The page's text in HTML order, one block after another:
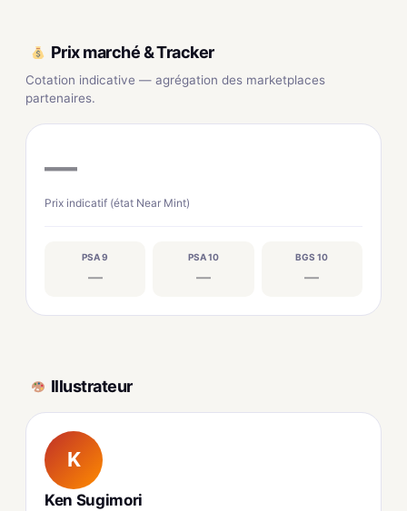
Prix marché & Tracker
Cotation indicative — agrégation des marketplaces
partenaires.
—
Prix indicatif (état Near Mint)
PSA 9
—
PSA 10
—
BGS 10
—
Illustrateur
K
Ken Sugimori